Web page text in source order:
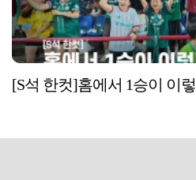
[S석 한컷]홈에서 1승이 이